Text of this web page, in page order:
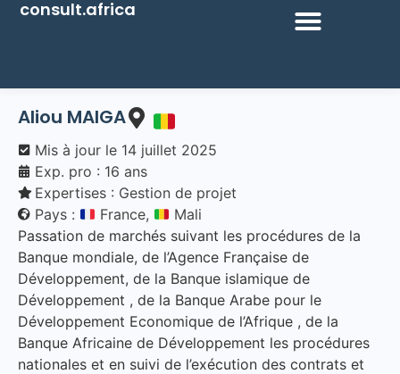
consult.africa
Aliou MAIGA
Mis à jour le 14 juillet 2025
Exp. pro : 16 ans
Expertises : Gestion de projet
Pays :
France,
Mali
Passation de marchés suivant les procédures de la
Banque mondiale, de l’Agence Française de
Développement, de la Banque islamique de
Développement , de la Banque Arabe pour le
Développement Economique de l’Afrique , de la
Banque Africaine de Développement les procédures
nationales et en suivi de l’exécution des contrats et